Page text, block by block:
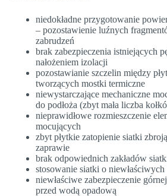
niedokładne przygotowanie
– pozostawienie luźnych
zabrudzeń
brak zabezpieczenia istniejących
nałożeniem izolacji
pozostawianie szczelin między
tworzących mostki termiczne
niewystarczające mechaniczne
do podłoża (zbyt mała liczba
nieprawidłowe rozmieszczenie
mocujących
zbyt płytkie zatopienie siatki
zaprawie
brak odpowiednich zakładów
stosowanie siatki o niewłaściwych
niewłaściwe zabezpieczenie
przed wodą opadową